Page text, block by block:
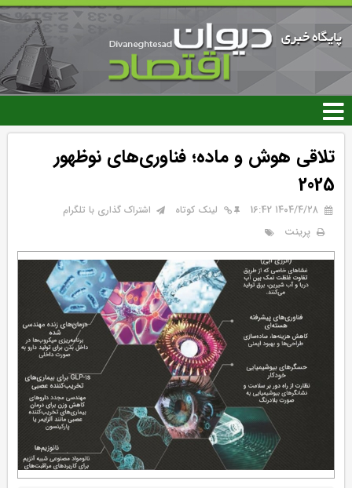
رفتن
محتوای
اصلی
تلاقی هوش و ماده؛ فناوری‌های نوظهور
2025
۱۴۰۴/۴/۲۸ 16:42 لینک کوتاه اشتراک گذاری با تلگرام
پرینت